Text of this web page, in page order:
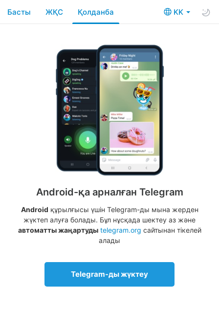
KK
Басты ЖҚС Қолданба
Android-қа арналған Telegram
Android құрылғысы үшін Telegram-ды мына жерден
жүктеп алуға болады. Бұл нұсқада шектеу аз және
автоматты жаңартуды telegram.org сайтынан тікелей
алады
Telegram-ды жүктеу